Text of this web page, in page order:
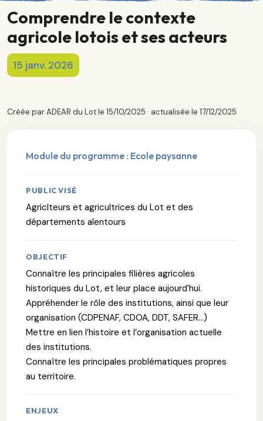
Comprendre le contexte
agricole lotois et ses acteurs
15 janv. 2026
Créée par ADEAR du Lot le 15/10/2025 · actualisée le 17/12/2025
Module du programme : Ecole paysanne
PUBLIC VISÉ
Agriclteurs et agricultrices du Lot et des
départements alentours
OBJECTIF
Connaître les principales filières agricoles
historiques du Lot, et leur place aujourd’hui.
Appréhender le rôle des institutions, ainsi que leur
organisation (CDPENAF, CDOA, DDT, SAFER…)
Mettre en lien l’histoire et l’organisation actuelle
des institutions.
Connaître les principales problématiques propres
au territoire.
ENJEUX